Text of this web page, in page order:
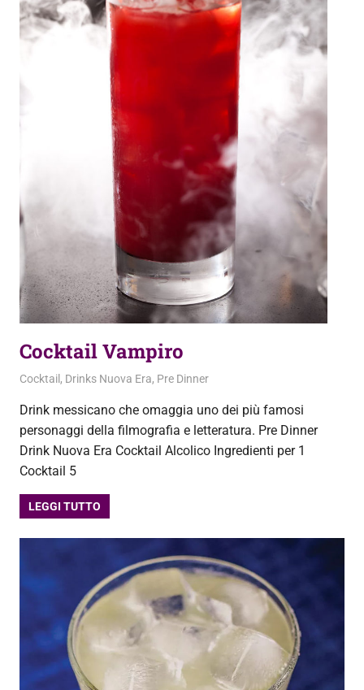
Cocktail Vampiro
3 Settembre 2020
admin
Cocktail , Drinks Nuova Era, Pre Dinner
Drink messicano che omaggia uno dei più famosi
personaggi della filmografia e letteratura. Pre Dinner
Drink Nuova Era Cocktail Alcolico Ingredienti per 1
Cocktail 5
LEGGI TUTTO